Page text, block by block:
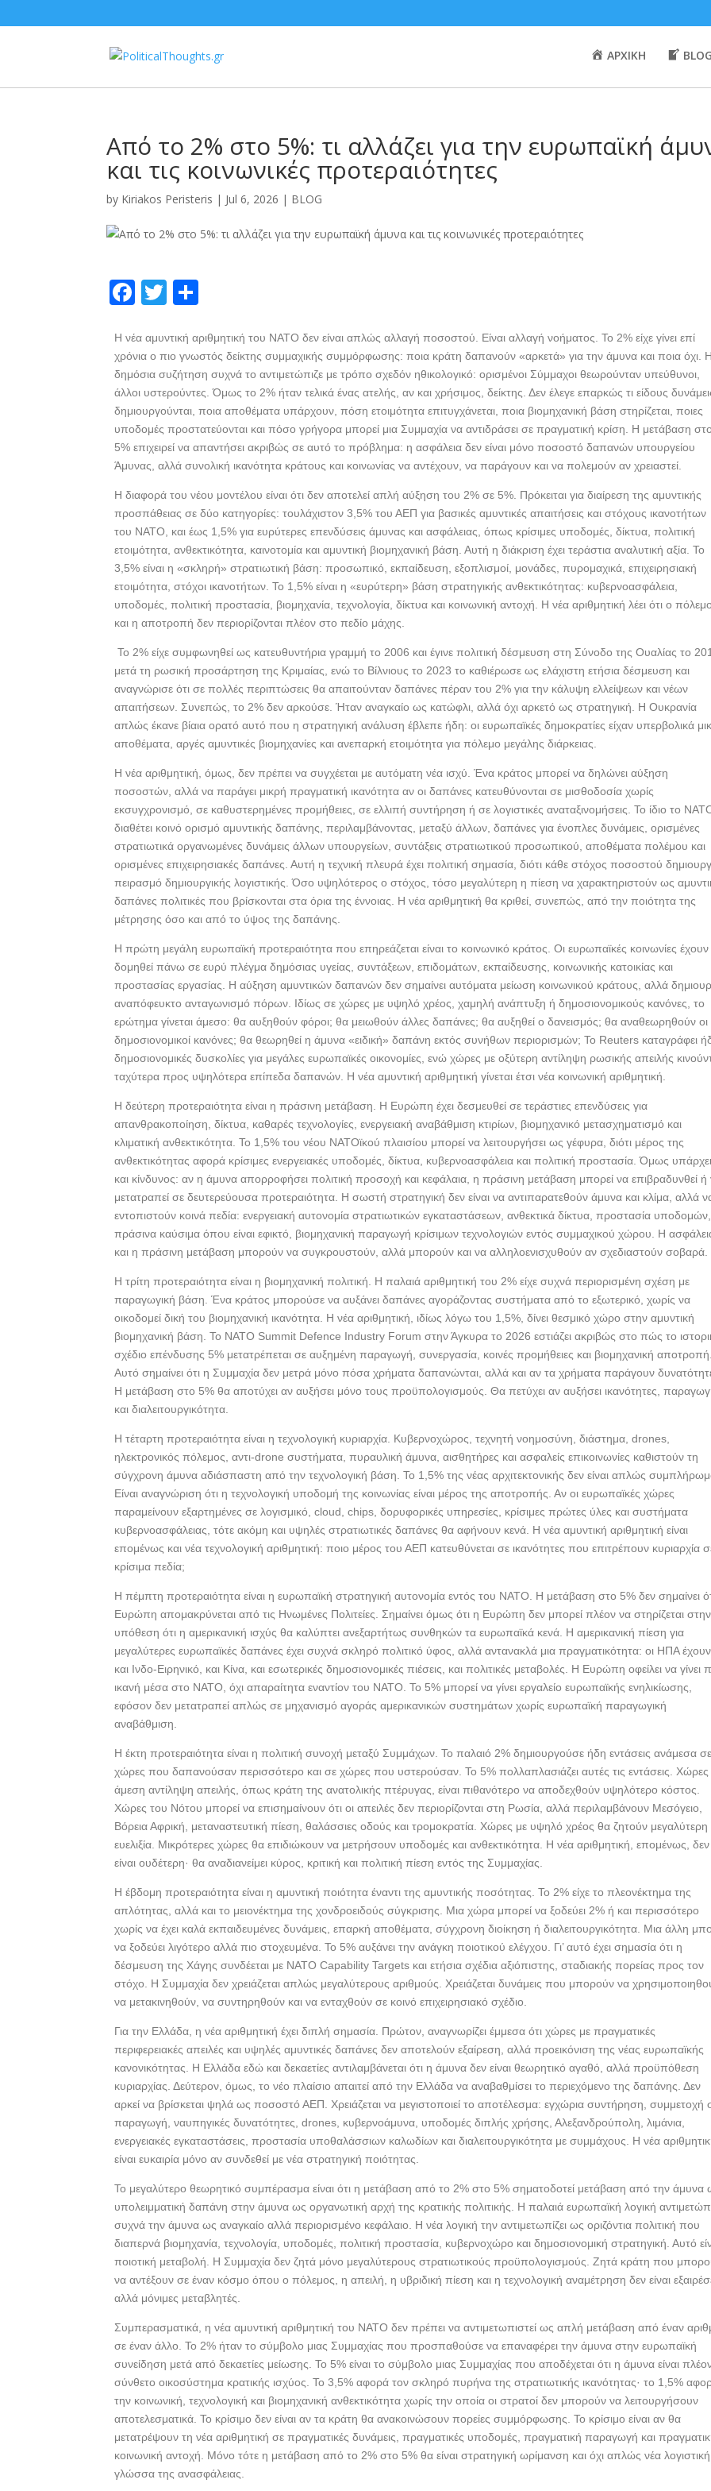
ΑΡΧΙΚΗ BLOG
Από το 2% στο 5%: τι αλλάζει για την ευρωπαϊκή
και τις κοινωνικές προτεραιότητες
by Kiriakos Peristeris | Jul 6, 2026 | BLOG
F
e
b
o
o
k
T
itt
er
ar
e
Η νέα αμυντική αριθμητική του ΝΑΤΟ δεν είναι απλώς αλλαγή ποσοστού. Είναι αλλαγή νοήματος. Το 2% είχε γίνει επί
χρόνια ο πιο γνωστός δείκτης συμμαχικής συμμόρφωσης: ποια κράτη δαπανούν «αρκετά» για την άμυνα και ποια όχι. Η
δημόσια συζήτηση συχνά το αντιμετώπιζε με τρόπο σχεδόν ηθικολογικό: ορισμένοι Σύμμαχοι θεωρούνταν υπεύθυνοι,
άλλοι υστερούντες. Όμως το 2% ήταν τελικά ένας ατελής, αν και χρήσιμος, δείκτης. Δεν έλεγε επαρκώς τι είδους
δημιουργούνται, ποια αποθέματα υπάρχουν, πόση ετοιμότητα επιτυγχάνεται, ποια βιομηχανική βάση στηρίζεται, ποιες
υποδομές προστατεύονται και πόσο γρήγορα μπορεί μια Συμμαχία να αντιδράσει σε πραγματική κρίση. Η μετάβαση στο
5% επιχειρεί να απαντήσει ακριβώς σε αυτό το πρόβλημα: η ασφάλεια δεν είναι μόνο ποσοστό δαπανών υπουργείου
Άμυνας, αλλά συνολική ικανότητα κράτους και κοινωνίας να αντέχουν, να παράγουν και να πολεμούν αν χρειαστεί.
Η διαφορά του νέου μοντέλου είναι ότι δεν αποτελεί απλή αύξηση του 2% σε 5%. Πρόκειται για διαίρεση της αμυντικής
προσπάθειας σε δύο κατηγορίες: τουλάχιστον 3,5% του ΑΕΠ για βασικές αμυντικές απαιτήσεις και στόχους ικανοτήτων
του ΝΑΤΟ, και έως 1,5% για ευρύτερες επενδύσεις άμυνας και ασφάλειας, όπως κρίσιμες υποδομές, δίκτυα, πολιτική
ετοιμότητα, ανθεκτικότητα, καινοτομία και αμυντική βιομηχανική βάση. Αυτή η διάκριση έχει τεράστια αναλυτική αξία. Το
3,5% είναι η «σκληρή» στρατιωτική βάση: προσωπικό, εκπαίδευση, εξοπλισμοί, μονάδες, πυρομαχικά, επιχειρησιακή
ετοιμότητα, στόχοι ικανοτήτων. Το 1,5% είναι η «ευρύτερη» βάση στρατηγικής ανθεκτικότητας: κυβερνοασφάλεια,
υποδομές, πολιτική προστασία, βιομηχανία, τεχνολογία, δίκτυα και κοινωνική αντοχή. Η νέα αριθμητική λέει ότι ο
και η αποτροπή δεν περιορίζονται πλέον στο πεδίο μάχης.
Το 2% είχε συμφωνηθεί ως κατευθυντήρια γραμμή το 2006 και έγινε πολιτική δέσμευση στη Σύνοδο της Ουαλίας το
μετά τη ρωσική προσάρτηση της Κριμαίας, ενώ το Βίλνιους το 2023 το καθιέρωσε ως ελάχιστη ετήσια δέσμευση και
αναγνώρισε ότι σε πολλές περιπτώσεις θα απαιτούνταν δαπάνες πέραν του 2% για την κάλυψη ελλείψεων και νέων
απαιτήσεων. Συνεπώς, το 2% δεν αρκούσε. Ήταν αναγκαίο ως κατώφλι, αλλά όχι αρκετό ως στρατηγική. Η Ουκρανία
απλώς έκανε βίαια ορατό αυτό που η στρατηγική ανάλυση έβλεπε ήδη: οι ευρωπαϊκές δημοκρατίες είχαν υπερβολικά
αποθέματα, αργές αμυντικές βιομηχανίες και ανεπαρκή ετοιμότητα για πόλεμο μεγάλης διάρκειας.
Η νέα αριθμητική, όμως, δεν πρέπει να συγχέεται με αυτόματη νέα ισχύ. Ένα κράτος μπορεί να δηλώνει αύξηση
ποσοστών, αλλά να παράγει μικρή πραγματική ικανότητα αν οι δαπάνες κατευθύνονται σε μισθοδοσία χωρίς
εκσυγχρονισμό, σε καθυστερημένες προμήθειες, σε ελλιπή συντήρηση ή σε λογιστικές αναταξινομήσεις. Το ίδιο το
διαθέτει κοινό ορισμό αμυντικής δαπάνης, περιλαμβάνοντας, μεταξύ άλλων, δαπάνες για ένοπλες δυνάμεις, ορισμένες
στρατιωτικά οργανωμένες δυνάμεις άλλων υπουργείων, συντάξεις στρατιωτικού προσωπικού, αποθέματα πολέμου και
ορισμένες επιχειρησιακές δαπάνες. Αυτή η τεχνική πλευρά έχει πολιτική σημασία, διότι κάθε στόχος ποσοστού
πειρασμό δημιουργικής λογιστικής. Όσο υψηλότερος ο στόχος, τόσο μεγαλύτερη η πίεση να χαρακτηριστούν ως
δαπάνες πολιτικές που βρίσκονται στα όρια της έννοιας. Η νέα αριθμητική θα κριθεί, συνεπώς, από την ποιότητα της
μέτρησης όσο και από το ύψος της δαπάνης.
Η πρώτη μεγάλη ευρωπαϊκή προτεραιότητα που επηρεάζεται είναι το κοινωνικό κράτος. Οι ευρωπαϊκές κοινωνίες έχουν
δομηθεί πάνω σε ευρύ πλέγμα δημόσιας υγείας, συντάξεων, επιδομάτων, εκπαίδευσης, κοινωνικής κατοικίας και
προστασίας εργασίας. Η αύξηση αμυντικών δαπανών δεν σημαίνει αυτόματα μείωση κοινωνικού κράτους, αλλά
αναπόφευκτο ανταγωνισμό πόρων. Ιδίως σε χώρες με υψηλό χρέος, χαμηλή ανάπτυξη ή δημοσιονομικούς κανόνες, το
ερώτημα γίνεται άμεσο: θα αυξηθούν φόροι; θα μειωθούν άλλες δαπάνες; θα αυξηθεί ο δανεισμός; θα αναθεωρηθούν οι
δημοσιονομικοί κανόνες; θα θεωρηθεί η άμυνα «ειδική» δαπάνη εκτός συνήθων περιορισμών; Το Reuters καταγράφει
δημοσιονομικές δυσκολίες για μεγάλες ευρωπαϊκές οικονομίες, ενώ χώρες με οξύτερη αντίληψη ρωσικής απειλής
ταχύτερα προς υψηλότερα επίπεδα δαπανών. Η νέα αμυντική αριθμητική γίνεται έτσι νέα κοινωνική αριθμητική.
Η δεύτερη προτεραιότητα είναι η πράσινη μετάβαση. Η Ευρώπη έχει δεσμευθεί σε τεράστιες επενδύσεις για
απανθρακοποίηση, δίκτυα, καθαρές τεχνολογίες, ενεργειακή αναβάθμιση κτιρίων, βιομηχανικό μετασχηματισμό και
κλιματική ανθεκτικότητα. Το 1,5% του νέου ΝΑΤΟϊκού πλαισίου μπορεί να λειτουργήσει ως γέφυρα, διότι μέρος της
ανθεκτικότητας αφορά κρίσιμες ενεργειακές υποδομές, δίκτυα, κυβερνοασφάλεια και πολιτική προστασία. Όμως υπάρχει
και κίνδυνος: αν η άμυνα απορροφήσει πολιτική προσοχή και κεφάλαια, η πράσινη μετάβαση μπορεί να επιβραδυνθεί ή
μετατραπεί σε δευτερεύουσα προτεραιότητα. Η σωστή στρατηγική δεν είναι να αντιπαρατεθούν άμυνα και κλίμα, αλλά
εντοπιστούν κοινά πεδία: ενεργειακή αυτονομία στρατιωτικών εγκαταστάσεων, ανθεκτικά δίκτυα, προστασία υποδομών,
πράσινα καύσιμα όπου είναι εφικτό, βιομηχανική παραγωγή κρίσιμων τεχνολογιών εντός συμμαχικού χώρου. Η
και η πράσινη μετάβαση μπορούν να συγκρουστούν, αλλά μπορούν και να αλληλοενισχυθούν αν σχεδιαστούν σοβαρά.
Η τρίτη προτεραιότητα είναι η βιομηχανική πολιτική. Η παλαιά αριθμητική του 2% είχε συχνά περιορισμένη σχέση με
παραγωγική βάση. Ένα κράτος μπορούσε να αυξάνει δαπάνες αγοράζοντας συστήματα από το εξωτερικό, χωρίς να
οικοδομεί δική του βιομηχανική ικανότητα. Η νέα αριθμητική, ιδίως λόγω του 1,5%, δίνει θεσμικό χώρο στην αμυντική
βιομηχανική βάση. Το NATO Summit Defence Industry Forum στην Άγκυρα το 2026 εστιάζει ακριβώς στο πώς το
σχέδιο επένδυσης 5% μετατρέπεται σε αυξημένη παραγωγή, συνεργασία, κοινές προμήθειες και βιομηχανική αποτροπή.
Αυτό σημαίνει ότι η Συμμαχία δεν μετρά μόνο πόσα χρήματα δαπανώνται, αλλά και αν τα χρήματα παράγουν
Η μετάβαση στο 5% θα αποτύχει αν αυξήσει μόνο τους προϋπολογισμούς. Θα πετύχει αν αυξήσει ικανότητες,
και διαλειτουργικότητα.
Η τέταρτη προτεραιότητα είναι η τεχνολογική κυριαρχία. Κυβερνοχώρος, τεχνητή νοημοσύνη, διάστημα, drones,
ηλεκτρονικός πόλεμος, αντι-drone συστήματα, πυραυλική άμυνα, αισθητήρες και ασφαλείς επικοινωνίες καθιστούν τη
σύγχρονη άμυνα αδιάσπαστη από την τεχνολογική βάση. Το 1,5% της νέας αρχιτεκτονικής δεν είναι απλώς
Είναι αναγνώριση ότι η τεχνολογική υποδομή της κοινωνίας είναι μέρος της αποτροπής. Αν οι ευρωπαϊκές χώρες
παραμείνουν εξαρτημένες σε λογισμικό, cloud, chips, δορυφορικές υπηρεσίες, κρίσιμες πρώτες ύλες και συστήματα
κυβερνοασφάλειας, τότε ακόμη και υψηλές στρατιωτικές δαπάνες θα αφήνουν κενά. Η νέα αμυντική αριθμητική είναι
επομένως και νέα τεχνολογική αριθμητική: ποιο μέρος του ΑΕΠ κατευθύνεται σε ικανότητες που επιτρέπουν κυριαρχία
κρίσιμα πεδία;
Η πέμπτη προτεραιότητα είναι η ευρωπαϊκή στρατηγική αυτονομία εντός του ΝΑΤΟ. Η μετάβαση στο 5% δεν σημαίνει
Ευρώπη απομακρύνεται από τις Ηνωμένες Πολιτείες. Σημαίνει όμως ότι η Ευρώπη δεν μπορεί πλέον να στηρίζεται στην
υπόθεση ότι η αμερικανική ισχύς θα καλύπτει ανεξαρτήτως συνθηκών τα ευρωπαϊκά κενά. Η αμερικανική πίεση για
μεγαλύτερες ευρωπαϊκές δαπάνες έχει συχνά σκληρό πολιτικό ύφος, αλλά αντανακλά μια πραγματικότητα: οι ΗΠΑ έχουν
και Ινδο-Ειρηνικό, και Κίνα, και εσωτερικές δημοσιονομικές πιέσεις, και πολιτικές μεταβολές. Η Ευρώπη οφείλει να γίνει
ικανή μέσα στο ΝΑΤΟ, όχι απαραίτητα εναντίον του ΝΑΤΟ. Το 5% μπορεί να γίνει εργαλείο ευρωπαϊκής ενηλικίωσης,
εφόσον δεν μετατραπεί απλώς σε μηχανισμό αγοράς αμερικανικών συστημάτων χωρίς ευρωπαϊκή παραγωγική
αναβάθμιση.
Η έκτη προτεραιότητα είναι η πολιτική συνοχή μεταξύ Συμμάχων. Το παλαιό 2% δημιουργούσε ήδη εντάσεις ανάμεσα σε
χώρες που δαπανούσαν περισσότερο και σε χώρες που υστερούσαν. Το 5% πολλαπλασιάζει αυτές τις εντάσεις. Χώρες
άμεση αντίληψη απειλής, όπως κράτη της ανατολικής πτέρυγας, είναι πιθανότερο να αποδεχθούν υψηλότερο κόστος.
Χώρες του Νότου μπορεί να επισημαίνουν ότι οι απειλές δεν περιορίζονται στη Ρωσία, αλλά περιλαμβάνουν Μεσόγειο,
Βόρεια Αφρική, μεταναστευτική πίεση, θαλάσσιες οδούς και τρομοκρατία. Χώρες με υψηλό χρέος θα ζητούν μεγαλύτερη
ευελιξία. Μικρότερες χώρες θα επιδιώκουν να μετρήσουν υποδομές και ανθεκτικότητα. Η νέα αριθμητική, επομένως, δεν
είναι ουδέτερη· θα αναδιανείμει κύρος, κριτική και πολιτική πίεση εντός της Συμμαχίας.
Η έβδομη προτεραιότητα είναι η αμυντική ποιότητα έναντι της αμυντικής ποσότητας. Το 2% είχε το πλεονέκτημα της
απλότητας, αλλά και το μειονέκτημα της χονδροειδούς σύγκρισης. Μια χώρα μπορεί να ξοδεύει 2% ή και περισσότερο
χωρίς να έχει καλά εκπαιδευμένες δυνάμεις, επαρκή αποθέματα, σύγχρονη διοίκηση ή διαλειτουργικότητα. Μια άλλη
να ξοδεύει λιγότερο αλλά πιο στοχευμένα. Το 5% αυξάνει την ανάγκη ποιοτικού ελέγχου. Γι’ αυτό έχει σημασία ότι η
δέσμευση της Χάγης συνδέεται με NATO Capability Targets και ετήσια σχέδια αξιόπιστης, σταδιακής πορείας προς τον
στόχο. Η Συμμαχία δεν χρειάζεται απλώς μεγαλύτερους αριθμούς. Χρειάζεται δυνάμεις που μπορούν να
να μετακινηθούν, να συντηρηθούν και να ενταχθούν σε κοινό επιχειρησιακό σχέδιο.
Για την Ελλάδα, η νέα αριθμητική έχει διπλή σημασία. Πρώτον, αναγνωρίζει έμμεσα ότι χώρες με πραγματικές
περιφερειακές απειλές και υψηλές αμυντικές δαπάνες δεν αποτελούν εξαίρεση, αλλά προεικόνιση της νέας ευρωπαϊκής
κανονικότητας. Η Ελλάδα εδώ και δεκαετίες αντιλαμβάνεται ότι η άμυνα δεν είναι θεωρητικό αγαθό, αλλά προϋπόθεση
κυριαρχίας. Δεύτερον, όμως, το νέο πλαίσιο απαιτεί από την Ελλάδα να αναβαθμίσει το περιεχόμενο της δαπάνης. Δεν
αρκεί να βρίσκεται ψηλά ως ποσοστό ΑΕΠ. Χρειάζεται να μεγιστοποιεί το αποτέλεσμα: εγχώρια συντήρηση, συμμετοχή
παραγωγή, ναυπηγικές δυνατότητες, drones, κυβερνοάμυνα, υποδομές διπλής χρήσης, Αλεξανδρούπολη, λιμάνια,
ενεργειακές εγκαταστάσεις, προστασία υποθαλάσσιων καλωδίων και διαλειτουργικότητα με συμμάχους. Η νέα
είναι ευκαιρία μόνο αν συνδεθεί με νέα στρατηγική ποιότητας.
Το μεγαλύτερο θεωρητικό συμπέρασμα είναι ότι η μετάβαση από το 2% στο 5% σηματοδοτεί μετάβαση από την άμυνα
υπολειμματική δαπάνη στην άμυνα ως οργανωτική αρχή της κρατικής πολιτικής. Η παλαιά ευρωπαϊκή λογική
συχνά την άμυνα ως αναγκαίο αλλά περιορισμένο κεφάλαιο. Η νέα λογική την αντιμετωπίζει ως οριζόντια πολιτική που
διαπερνά βιομηχανία, τεχνολογία, υποδομές, πολιτική προστασία, κυβερνοχώρο και δημοσιονομική στρατηγική. Αυτό
ποιοτική μεταβολή. Η Συμμαχία δεν ζητά μόνο μεγαλύτερους στρατιωτικούς προϋπολογισμούς. Ζητά κράτη που
να αντέξουν σε έναν κόσμο όπου ο πόλεμος, η απειλή, η υβριδική πίεση και η τεχνολογική αναμέτρηση δεν είναι
αλλά μόνιμες μεταβλητές.
Συμπερασματικά, η νέα αμυντική αριθμητική του ΝΑΤΟ δεν πρέπει να αντιμετωπιστεί ως απλή μετάβαση από έναν
σε έναν άλλο. Το 2% ήταν το σύμβολο μιας Συμμαχίας που προσπαθούσε να επαναφέρει την άμυνα στην ευρωπαϊκή
συνείδηση μετά από δεκαετίες μείωσης. Το 5% είναι το σύμβολο μιας Συμμαχίας που αποδέχεται ότι η άμυνα είναι
σύνθετο οικοσύστημα κρατικής ισχύος. Το 3,5% αφορά τον σκληρό πυρήνα της στρατιωτικής ικανότητας· το 1,5%
την κοινωνική, τεχνολογική και βιομηχανική ανθεκτικότητα χωρίς την οποία οι στρατοί δεν μπορούν να λειτουργήσουν
αποτελεσματικά. Το κρίσιμο δεν είναι αν τα κράτη θα ανακοινώσουν πορείες συμμόρφωσης. Το κρίσιμο είναι αν θα
μετατρέψουν τη νέα αριθμητική σε πραγματικές δυνάμεις, πραγματικές υποδομές, πραγματική παραγωγή και
κοινωνική αντοχή. Μόνο τότε η μετάβαση από το 2% στο 5% θα είναι στρατηγική ωρίμανση και όχι απλώς νέα λογιστική
γλώσσα της ανασφάλειας.